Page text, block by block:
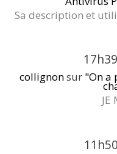
Sa description et
17h39
collignonsur "On a
JE
11h50